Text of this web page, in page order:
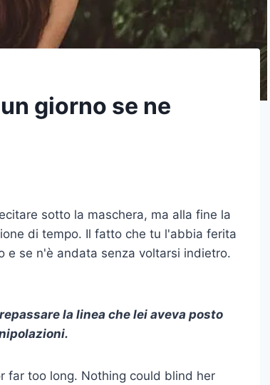
giorno se ne
sotto la maschera, ma alla fine la
di tempo. Il fatto che tu l'abbia ferita
e se n'è andata senza voltarsi indietro.
la linea che lei aveva posto
far too long. Nothing could blind her